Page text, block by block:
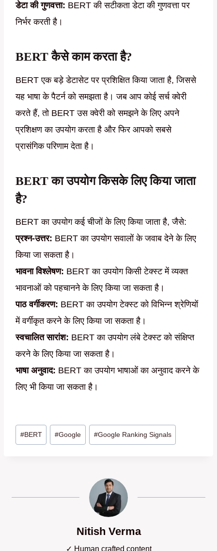
डेटा की गुणवत्ता: BERT की सटीकता डेटा की गुणवत्ता पर
निर्भर करती है।
BERT कैसे काम करता है?
BERT एक बड़े डेटासेट पर प्रशिक्षित किया जाता है, जिससे
यह भाषा के पैटर्न को समझता है। जब आप कोई सर्च क्वेरी
करते हैं, तो BERT उस क्वेरी को समझने के लिए अपने
प्रशिक्षण का उपयोग करता है और फिर आपको सबसे
प्रासंगिक परिणाम देता है।
BERT का उपयोग किसके लिए किया जाता
है?
BERT का उपयोग कई चीजों के लिए किया जाता है, जैसे:
प्रश्न-उत्तर: BERT का उपयोग सवालों के जवाब देने के लिए
किया जा सकता है।
भावना विश्लेषण: BERT का उपयोग किसी टेक्स्ट में व्यक्त
भावनाओं को पहचानने के लिए किया जा सकता है।
पाठ वर्गीकरण: BERT का उपयोग टेक्स्ट को विभिन्न श्रेणियों
में वर्गीकृत करने के लिए किया जा सकता है।
स्वचालित सारांश: BERT का उपयोग लंबे टेक्स्ट को संक्षिप्त
करने के लिए किया जा सकता है।
भाषा अनुवाद: BERT का उपयोग भाषाओं का अनुवाद करने के
लिए भी किया जा सकता है।
Post
Tags:
#BERT #Google #Google Ranking Signals
Nitish Verma
✓ Human crafted content